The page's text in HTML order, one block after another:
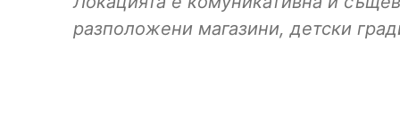
разположени магазини, детски